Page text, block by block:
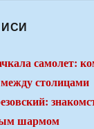
самолет:
столицами
шармом